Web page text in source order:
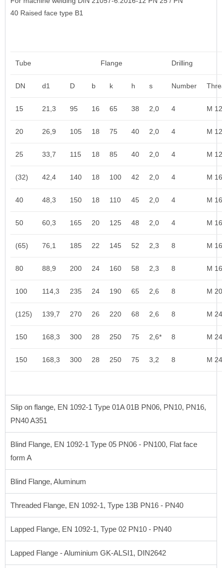
40 Raised face type B1
Tube Flange Drilling
DN d1 D b k h s Number
15 21,3 95 16 65 38 2,0 4 M 12
20 26,9 105 18 75 40 2,0 4 M 12
25 33,7 115 18 85 40 2,0 4 M 12
(32) 42,4 140 18 100 42 2,0 4 M 16
40 48,3 150 18 110 45 2,0 4 M 16
50 60,3 165 20 125 48 2,0 4 M 16
(65) 76,1 185 22 145 52 2,3 8 M 16
80 88,9 200 24 160 58 2,3 8 M 16
100 114,3 235 24 190 65 2,6 8 M 20
(125) 139,7 270 26 220 68 2,6 8 M 24
150 168,3 300 28 250 75 2,6* 8 M 24
150 168,3 300 28 250 75 3,2 8 M 24
Slip on flange, EN 1092-1 Type 01A 01B PN06, PN10, PN16,
PN40 A351
Blind Flange, EN 1092-1 Type 05 PN06 - PN100, Flat face
form A
Blind Flange, Aluminum
Threaded Flange, EN 1092-1, Type 13B PN16 - PN40
Lapped Flange, EN 1092-1, Type 02 PN10 - PN40
Lapped Flange - Aluminium GK-ALSI1, DIN2642